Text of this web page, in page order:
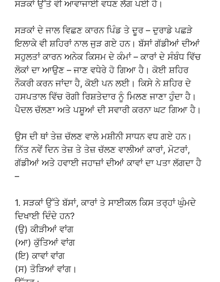
ਸੜਕਾਂ ਉੱਤੇ ਵੀ ਆਵਾਜਾਈ ਵਧਣ ਲੱਗ ਪਈ ਹੈ।
ਸੜਕਾਂ ਦੇ ਜਾਲ ਵਿਛਣ ਕਾਰਨ ਪਿੰਡ ਤੇ ਦੂਰ – ਦੁਰਾਡੇ ਪਛੜੇ
ਇਲਾਕੇ ਵੀ ਸ਼ਹਿਰਾਂ ਨਾਲ ਜੁੜ ਗਏ ਹਨ। ਬੱਸਾਂ ਗੱਡੀਆਂ ਦੀਆਂ
ਸਹੁਲਤਾਂ ਕਾਰਨ ਅਨੇਕ ਕਿਸਮ ਦੇ ਕੰਮਾਂ – ਕਾਰਾਂ ਦੇ ਸੰਬੰਧ ਵਿੱਚ
ਲੋਕਾਂ ਦਾ ਆਉਣ – ਜਾਣ ਵਧੇਰੇ ਹੋ ਗਿਆ ਹੈ। ਕੋਈ ਸ਼ਹਿਰ
ਨੌਕਰੀ ਕਰਨ ਜਾਂਦਾ ਹੈ, ਕੋਈ ਪਨ ਲਈ। ਕਿਸੇ ਨੇ ਸ਼ਹਿਰ ਦੇ
ਹਸਪਤਾਲ ਵਿੱਚ ਰੋਗੀ ਰਿਸ਼ਤੇਦਾਰ ਨੂੰ ਮਿਲਣ ਜਾਣਾ ਹੁੰਦਾ ਹੈ।
ਪੈਦਲ ਚੱਲਣਾ ਅਤੇ ਪਸ਼ੂਆਂ ਦੀ ਸਵਾਰੀ ਕਰਨਾ ਘਟ ਗਿਆ ਹੈ।
ਉਸ ਦੀ ਥਾਂ ਤੇਜ਼ ਚੱਲਣ ਵਾਲੇ ਮਸ਼ੀਨੀ ਸਾਧਨ ਵਧ ਗਏ ਹਨ।
ਨਿੱਤ ਨਵੇਂ ਦਿਨ ਤੇਜ਼ ਤੇ ਤੇਜ਼ ਚੱਲਣ ਵਾਲੀਆਂ ਕਾਰਾਂ, ਮੋਟਰਾਂ,
ਗੱਡੀਆਂ ਅਤੇ ਹਵਾਈ ਜਹਾਜ਼ਾਂ ਦੀਆਂ ਕਾਵਾਂ ਦਾ ਪਤਾ ਲੱਗਦਾ ਹੈ
–
1. ਸੜਕਾਂ ਉੱਤੇ ਬੱਸਾਂ, ਕਾਰਾਂ ਤੇ ਸਾਈਕਲ ਕਿਸ ਤਰ੍ਹਾਂ ਘੁੰਮਦੇ
ਦਿਖਾਈ ਦਿੰਦੇ ਹਨ?
(ਉ) ਕੀੜੀਆਂ ਵਾਂਗ
(ਆ) ਕੁੱਤਿਆਂ ਵਾਂਗ
(ਇ) ਕਾਵਾਂ ਵਾਂਗ
(ਸ) ਤੋੜਿਆਂ ਵਾਂਗ।